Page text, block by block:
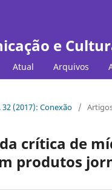
e
Atual Arquivos
32 (2017): Conexão /
crítica de
produtos